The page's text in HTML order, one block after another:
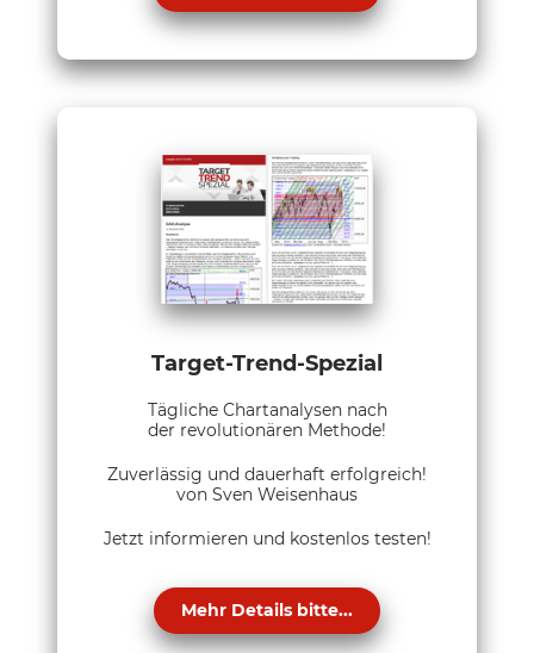
Target-Trend-Spezial
Tägliche Chartanalysen nach
der revolutionären Methode!
Zuverlässig und dauerhaft erfolgreich!
von Sven Weisenhaus
Jetzt informieren und kostenlos testen!
Mehr Details bitte...